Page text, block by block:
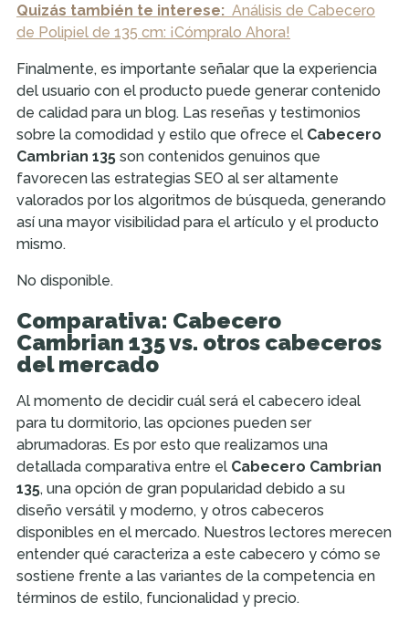
Quizás también te interese: Análisis de Cabecero
de Polipiel de 135 cm: ¡Cómpralo Ahora!
Finalmente, es importante señalar que la experiencia
del usuario con el producto puede generar contenido
de calidad para un blog. Las reseñas y testimonios
sobre la comodidad y estilo que ofrece el Cabecero
Cambrian 135 son contenidos genuinos que
favorecen las estrategias SEO al ser altamente
valorados por los algoritmos de búsqueda, generando
así una mayor visibilidad para el artículo y el producto
mismo.
No disponible.
Comparativa: Cabecero
Cambrian 135 vs. otros cabeceros
del mercado
Al momento de decidir cuál será el cabecero ideal
para tu dormitorio, las opciones pueden ser
abrumadoras. Es por esto que realizamos una
detallada comparativa entre el Cabecero Cambrian
135, una opción de gran popularidad debido a su
diseño versátil y moderno, y otros cabeceros
disponibles en el mercado. Nuestros lectores merecen
entender qué caracteriza a este cabecero y cómo se
sostiene frente a las variantes de la competencia en
términos de estilo, funcionalidad y precio.